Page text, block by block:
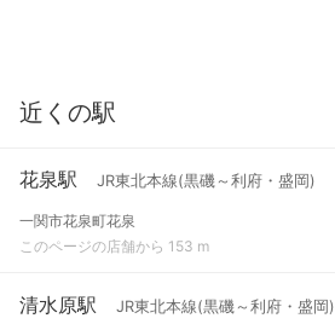
近くの駅
花泉駅 JR東北本線(黒磯～利府・盛岡)
一関市花泉町花泉
このページの店舗から 153 m
清水原駅 JR東北本線(黒磯～利府・盛岡)